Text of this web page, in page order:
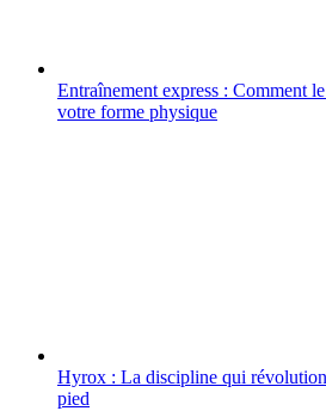
Entraînement express : Comment
votre forme physique
Hyrox : La discipline qui
pied